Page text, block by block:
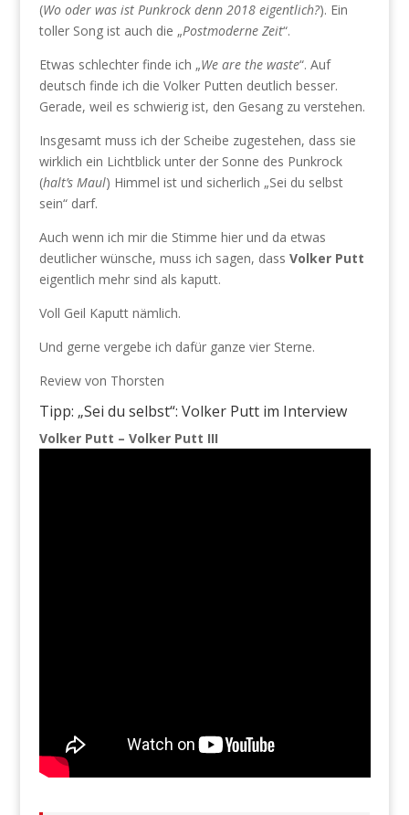
(Wo oder was ist Punkrock denn 2018 eigentlich?). Ein
toller Song ist auch die „Postmoderne Zeit“.
Etwas schlechter finde ich „We are the waste“. Auf
deutsch finde ich die Volker Putten deutlich besser.
Gerade, weil es schwierig ist, den Gesang zu verstehen.
Insgesamt muss ich der Scheibe zugestehen, dass sie
wirklich ein Lichtblick unter der Sonne des Punkrock
(halt’s Maul) Himmel ist und sicherlich „Sei du selbst
sein“ darf.
Auch wenn ich mir die Stimme hier und da etwas
deutlicher wünsche, muss ich sagen, dass Volker Putt
eigentlich mehr sind als kaputt.
Voll Geil Kaputt nämlich.
Und gerne vergebe ich dafür ganze vier Sterne.
Review von Thorsten
Tipp: „Sei du selbst“: Volker Putt im Interview
Volker Putt – Volker Putt III